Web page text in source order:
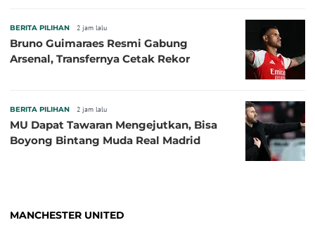
BERITA PILIHAN 2 jam lalu
Bruno Guimaraes Resmi Gabung
Arsenal, Transfernya Cetak Rekor
BERITA PILIHAN 2 jam lalu
MU Dapat Tawaran Mengejutkan, Bisa
Boyong Bintang Muda Real Madrid
MANCHESTER UNITED